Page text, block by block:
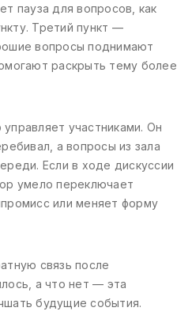
пауза для вопросов, как
Третий пункт —
вопросы поднимают
раскрыть тему более
участниками. Он
а вопросы из зала
Если в ходе дискуссии
умело переключает
или меняет форму
связь после
а что нет — эта
будущие события.